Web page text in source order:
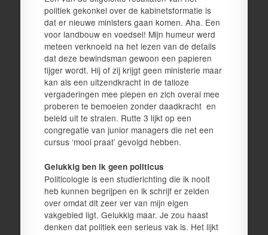
politiek gekonkel over de kabinetsformatie is
dat er nieuwe ministers gaan komen. Aha. Een
voor landbouw en voedsel! Mijn humeur werd
meteen verknoeid na het lezen van de details
dat deze bewindsman gewoon een papieren
tijger wordt. Hij of zij krijgt geen ministerie maar
kan als een uitzendkracht in de talloze
vergaderingen mee piepen en zich overal mee
proberen te bemoeien zonder daadkracht en
beleid uit te stralen. Rutte 3 lijkt op een
congregatie van junior managers die net een
cursus ‘mooi praat’ gevolgd hebben.
Gelukkig ben ik geen politicus
Politicologie is een studierichting die ik nooit
heb kunnen begrijpen en ik schrijf er zelden
over omdat dit zeer ver van mijn eigen
vakgebied ligt. Gelukkig maar. Je zou haast
denken dat politiek een serieus vak is. Het lijkt